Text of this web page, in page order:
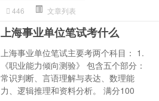
446 文章列表
上海事业单位笔试考什么
上海事业单位笔试主要考两个科目： 1.
《职业能力倾向测验》 包含五个部分：
常识判断、言语理解与表达、数理能
力、逻辑推理和资料分析。 满分100